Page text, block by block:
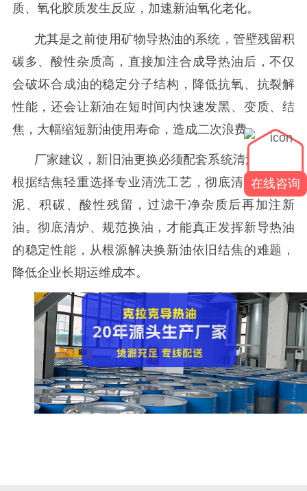
质、氧化胶质发生反应，加速新油氧化老化。
尤其是之前使用矿物导热油的系统，管壁残留积
碳多、酸性杂质高，直接加注合成导热油后，不仅
会破坏合成油的稳定分子结构，降低抗氧、抗裂解
性能，还会让新油在短时间内快速发黑、变质、结
焦，大幅缩短新油使用寿命，造成二次浪费。
厂家建议，新旧油更换必须配套系统清洗流程。
根据结焦轻重选择专业清洗工艺，彻底清除管路油
泥、积碳、酸性残留，过滤干净杂质后再加注新
油。彻底清炉、规范换油，才能真正发挥新导热油
的稳定性能，从根源解决换新油依旧结焦的难题，
降低企业长期运维成本。
在线咨询